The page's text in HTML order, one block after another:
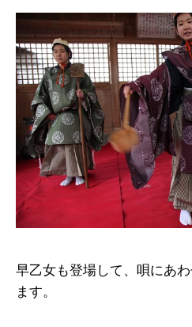
早乙女も登場して、唄にあ
ます。